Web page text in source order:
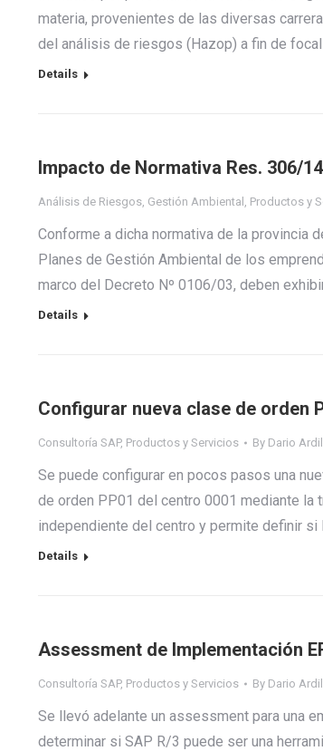
materia, provenientes de las diversas
del análisis de riesgos (Hazop) a fin de
Details
Impacto de Normativa Res. 306/
Análisis de Riesgos, Gestión Ambiental , Productos y
Conforme a dicha normativa de la provincia
Planes de Gestión Ambiental de los
marco del Decreto Nº 0106/03, deben
Details
Configurar nueva clase de orden
Consultoría SAP, Productos y Servicios By Dario
Se puede configurar en pocos pasos una
de orden PP01 del centro 0001 mediante la
independiente del centro y permite definir
Details
Assessment de Implementación
Consultoría SAP, Productos y Servicios By Dario
Se llevó adelante un assessment para una
determinar si SAP R/3 puede ser una